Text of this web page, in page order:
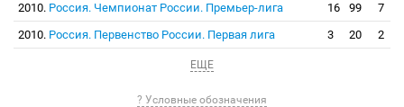
2010. Россия. Чемпионат России. Премьер-лига 16 99
7
2010. Россия. Первенство России. Первая лига 3 20 2
ЕЩЕ
? Условные обозначения